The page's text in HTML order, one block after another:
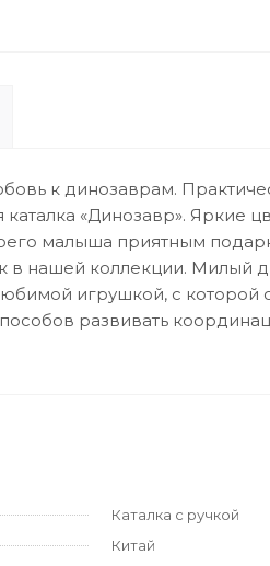
к динозаврам.
каталка «Динозавр». Яркие
малыша приятным
в нашей коллекции. Милый
игрушкой, с которой
развивать
Каталка с ручкой
Китай